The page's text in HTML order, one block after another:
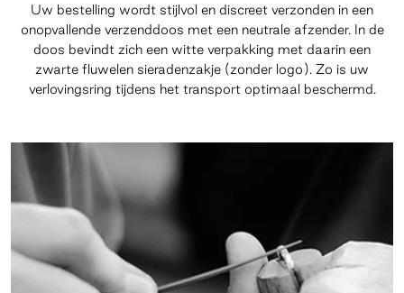
Uw bestelling wordt stijlvol en discreet verzonden in een
onopvallende verzenddoos met een neutrale afzender. In de
doos bevindt zich een witte verpakking met daarin een
zwarte fluwelen sieradenzakje (zonder logo). Zo is uw
verlovingsring tijdens het transport optimaal beschermd.